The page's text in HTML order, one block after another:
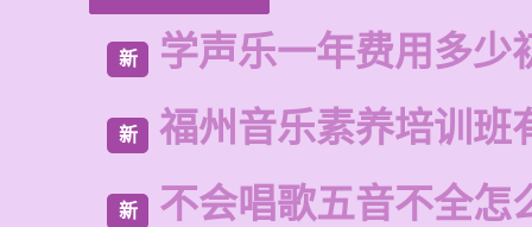
新 学声乐一年费用多少
新 福州音乐素养培训班
新 不会唱歌五音不全怎